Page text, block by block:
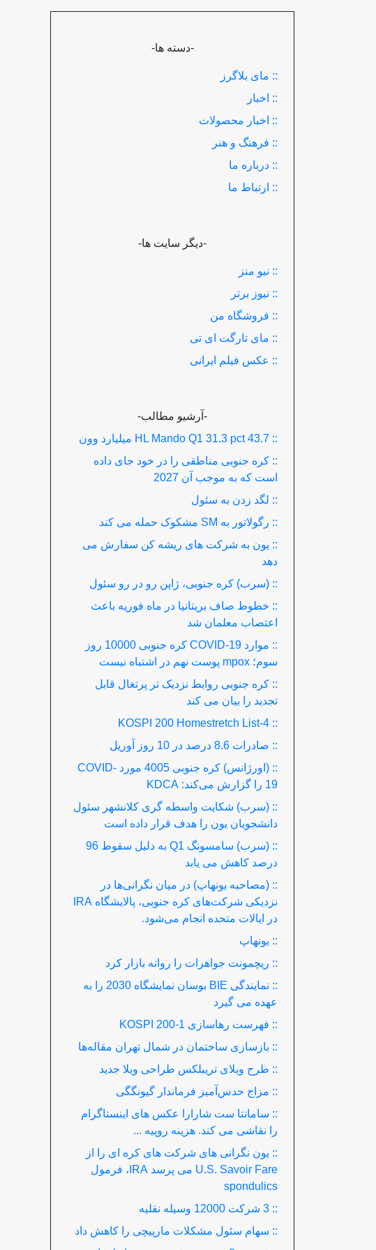
-دسته ها-
:: مای بلاگرز
:: اخبار
:: اخبار محصولات
:: فرهنگ و هنر
:: درباره ما
:: ارتباط ما
-دیگر سایت ها-
:: نیو منز
:: نیوز برتر
:: فروشگاه من
:: مای تارگت ای تی
:: عکس فیلم ایرانی
-آرشیو مطالب-
:: HL Mando Q1 31.3 pct 43.7 میلیارد وون
:: کره جنوبی مناطقی را در خود جای داده
است که به موجب آن 2027
:: لگد زدن به سئول
:: رگولاتور به SM مشکوک حمله می کند
:: یون به شرکت های ریشه کن سفارش می
دهد
:: (سرب) کره جنوبی، ژاپن رو در رو سئول
:: خطوط صاف بریتانیا در ماه فوریه باعث
اعتصاب معلمان شد
:: موارد COVID-19 کره جنوبی 10000 روز
سوم؛ mpox پوست نهم در اشتباه نیست
:: کره جنوبی روابط نزدیک تر پرتغال قابل
تجدید را بیان می کند
:: KOSPI 200 Homestretch List-4
:: صادرات 8.6 درصد در 10 روز آوریل
:: (اورژانس) کره جنوبی 4005 مورد COVID-
19 را گزارش می‌کند: KDCA
:: (سرب) شکایت واسطه گری کلانشهر سئول
دانشجویان یون را هدف قرار داده است
:: (سرب) سامسونگ Q1 به دلیل سقوط 96
درصد کاهش می یابد
:: (مصاحبه یونهاپ) در میان نگرانی‌ها در
نزدیکی شرکت‌های کره جنوبی، پالایشگاه IRA
در ایالات متحده انجام می‌شود.
:: یونهاپ
:: ریچمونت جواهرات را روانه بازار کرد
:: نمایندگی BIE بوسان نمایشگاه 2030 را به
عهده می گیرد
:: فهرست رهاسازی KOSPI 200-1
:: بازسازی ساختمان در شمال تهران مقاله‌ها
:: طرح ویلای تریبلکس طراحی ویلا جدید
:: مزاج حدس‌آمیز فرماندار گیونگگی
:: سامانتا ست شارارا عکس های اینستاگرام
را نقاشی می کند. هزینه روپیه ...
:: یون نگرانی های شرکت های کره ای را از
U.S. Savoir Fare می پرسد IRA، فرمول
spondulics
:: 3 شرکت 12000 وسیله نقلیه
:: سهام سئول مشکلات مارپیچی را کاهش داد